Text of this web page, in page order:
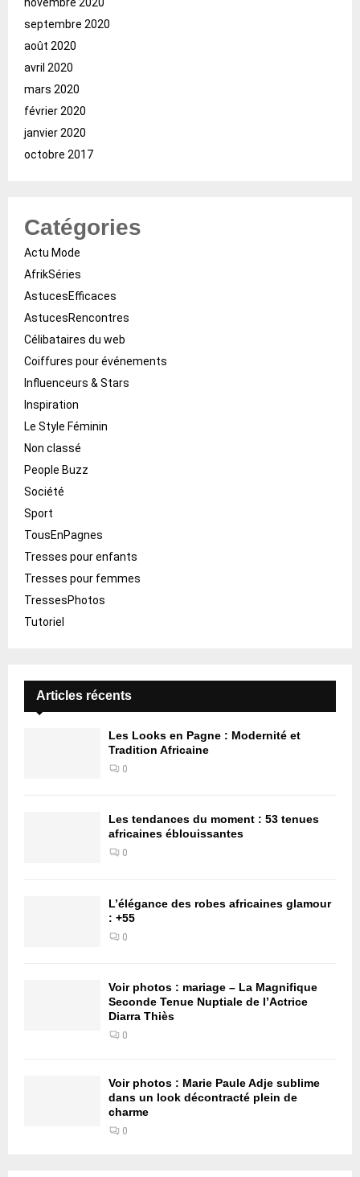
septembre 2020
août 2020
avril 2020
mars 2020
février 2020
janvier 2020
octobre 2017
Catégories
Actu Mode
AfrikSéries
AstucesEfficaces
AstucesRencontres
Célibataires du web
Coiffures pour événements
Influenceurs & Stars
Inspiration
Le Style Féminin
Non classé
People Buzz
Société
Sport
TousEnPagnes
Tresses pour enfants
Tresses pour femmes
TressesPhotos
Tutoriel
Articles récents
Les Looks en Pagne : Modernité et
Tradition Africaine
0
Les tendances du moment : 53 tenues
africaines éblouissantes
0
L’élégance des robes africaines glamour
: +55
0
Voir photos : mariage – La Magnifique
Seconde Tenue Nuptiale de l’Actrice
Diarra Thiès
0
Voir photos : Marie Paule Adje sublime
dans un look décontracté plein de
charme
0